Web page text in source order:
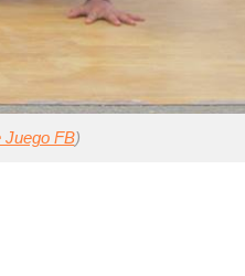
Juego FB)